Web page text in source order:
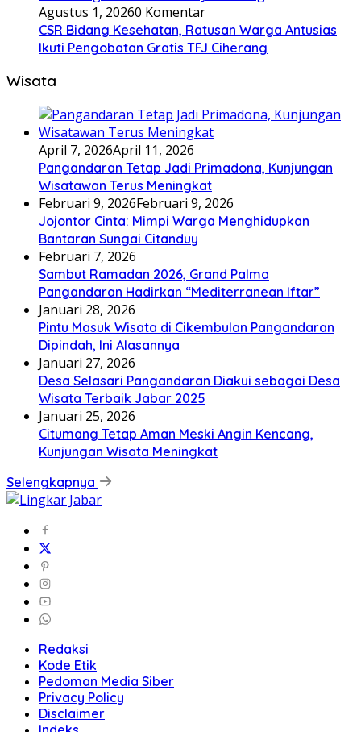
Agustus 1, 20260 Komentar
CSR Bidang Kesehatan, Ratusan Warga Antusias
Ikuti Pengobatan Gratis TFJ Ciherang
Wisata
April 7, 2026April 11, 2026
Pangandaran Tetap Jadi Primadona, Kunjungan
Wisatawan Terus Meningkat
Februari 9, 2026Februari 9, 2026
Jojontor Cinta: Mimpi Warga Menghidupkan
Bantaran Sungai Citanduy
Februari 7, 2026
Sambut Ramadan 2026, Grand Palma
Pangandaran Hadirkan “Mediterranean Iftar”
Januari 28, 2026
Pintu Masuk Wisata di Cikembulan Pangandaran
Dipindah, Ini Alasannya
Januari 27, 2026
Desa Selasari Pangandaran Diakui sebagai Desa
Wisata Terbaik Jabar 2025
Januari 25, 2026
Citumang Tetap Aman Meski Angin Kencang,
Kunjungan Wisata Meningkat
Selengkapnya
Redaksi
Kode Etik
Pedoman Media Siber
Privacy Policy
Disclaimer